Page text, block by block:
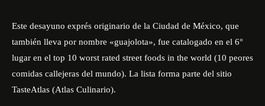
Este desayuno exprés originario de la Ciudad de México, que
también lleva por nombre «guajolota», fue catalogado en el 6°
lugar en el top 10 worst rated street foods in the world (10 peores
comidas callejeras del mundo). La lista forma parte del sitio
TasteAtlas (Atlas Culinario).